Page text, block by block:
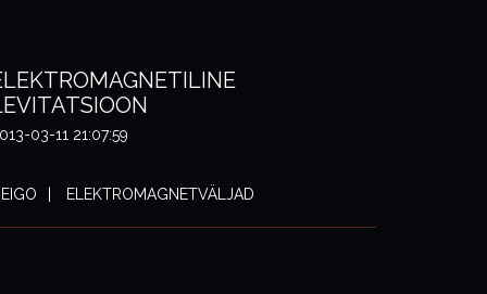
03-11 21:07:59
ELEKTROMAGNETVÄLJAD